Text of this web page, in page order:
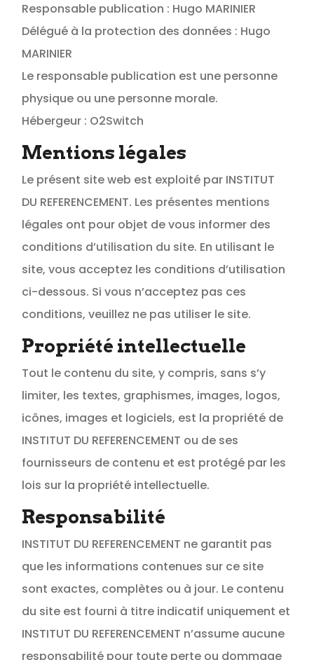
Responsable publication : Hugo MARINIER
Délégué à la protection des données : Hugo
MARINIER
Le responsable publication est une personne
physique ou une personne morale.
Hébergeur : O2Switch
Mentions légales
Le présent site web est exploité par INSTITUT
DU REFERENCEMENT. Les présentes mentions
légales ont pour objet de vous informer des
conditions d’utilisation du site. En utilisant le
site, vous acceptez les conditions d’utilisation
ci-dessous. Si vous n’acceptez pas ces
conditions, veuillez ne pas utiliser le site.
Propriété intellectuelle
Tout le contenu du site, y compris, sans s’y
limiter, les textes, graphismes, images, logos,
icônes, images et logiciels, est la propriété de
INSTITUT DU REFERENCEMENT ou de ses
fournisseurs de contenu et est protégé par les
lois sur la propriété intellectuelle.
Responsabilité
INSTITUT DU REFERENCEMENT ne garantit pas
que les informations contenues sur ce site
sont exactes, complètes ou à jour. Le contenu
du site est fourni à titre indicatif uniquement et
INSTITUT DU REFERENCEMENT n’assume aucune
responsabilité pour toute perte ou dommage